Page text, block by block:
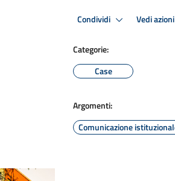
Condividi Vedi azioni
Categorie:
Case
Argomenti:
Comunicazione